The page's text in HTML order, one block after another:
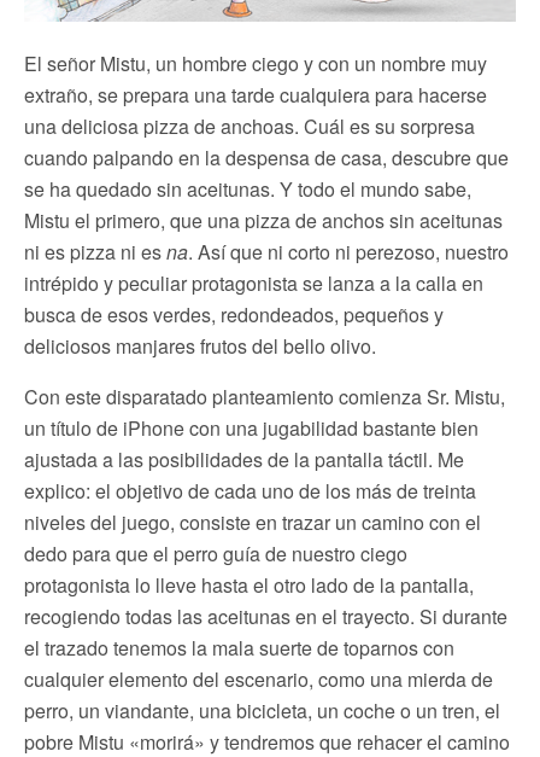
El señor Mistu, un hombre ciego y con un nombre muy
extraño, se prepara una tarde cualquiera para hacerse
una deliciosa pizza de anchoas. Cuál es su sorpresa
cuando palpando en la despensa de casa, descubre que
se ha quedado sin aceitunas. Y todo el mundo sabe,
Mistu el primero, que una pizza de anchos sin aceitunas
ni es pizza ni esna. Así que ni corto ni perezoso, nuestro
intrépido y peculiar protagonista se lanza a la calla en
busca de esos verdes, redondeados, pequeños y
deliciosos manjares frutos del bello olivo.
Con este disparatado planteamiento comienza Sr. Mistu,
un título de iPhone con una jugabilidad bastante bien
ajustada a las posibilidades de la pantalla táctil. Me
explico: el objetivo de cada uno de los más de treinta
niveles del juego, consiste en trazar un camino con el
dedo para que el perro guía de nuestro ciego
protagonista lo lleve hasta el otro lado de la pantalla,
recogiendo todas las aceitunas en el trayecto. Si durante
el trazado tenemos la mala suerte de toparnos con
cualquier elemento del escenario, como una mierda de
perro, un viandante, una bicicleta, un coche o un tren, el
pobre Mistu «morirá» y tendremos que rehacer el camino